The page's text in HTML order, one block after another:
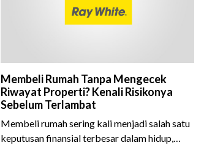
Membeli Rumah Tanpa Mengecek
Riwayat Properti? Kenali Risikonya
Sebelum Terlambat
Membeli rumah sering kali menjadi salah satu
keputusan finansial terbesar dalam hidup,